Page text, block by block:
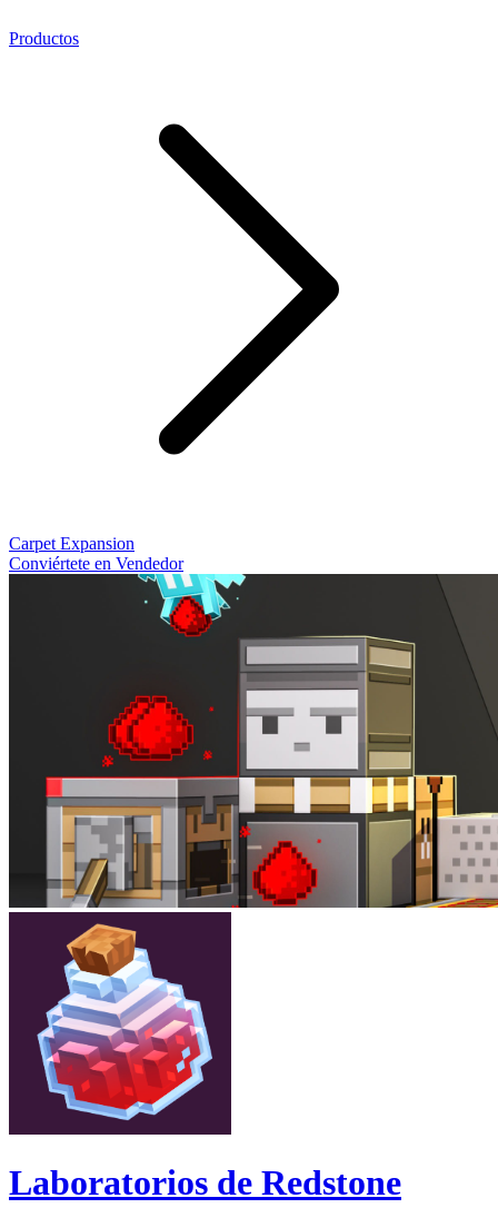
Productos
Carpet Expansion
Conviértete en Vendedor
Laboratorios de Redstone